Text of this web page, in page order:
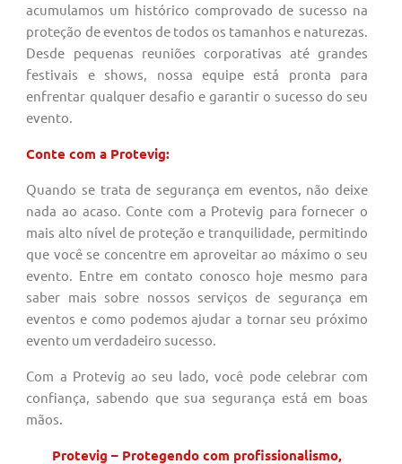
acumulamos um histórico comprovado de sucesso na
proteção de eventos de todos os tamanhos e naturezas.
Desde pequenas reuniões corporativas até grandes
festivais e shows, nossa equipe está pronta para
enfrentar qualquer desafio e garantir o sucesso do seu
evento.
Conte com a Protevig:
Quando se trata de segurança em eventos, não deixe
nada ao acaso. Conte com a Protevig para fornecer o
mais alto nível de proteção e tranquilidade, permitindo
que você se concentre em aproveitar ao máximo o seu
evento. Entre em contato conosco hoje mesmo para
saber mais sobre nossos serviços de segurança em
eventos e como podemos ajudar a tornar seu próximo
evento um verdadeiro sucesso.
Com a Protevig ao seu lado, você pode celebrar com
confiança, sabendo que sua segurança está em boas
mãos.
Protevig – Protegendo com profissionalismo,